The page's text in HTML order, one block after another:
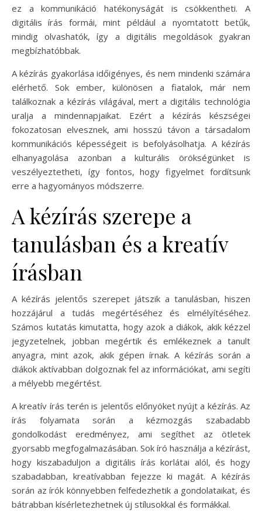
ez a kommunikáció hatékonyságát is csökkentheti. A
digitális írás formái, mint például a nyomtatott betűk,
mindig olvashatók, így a digitális megoldások gyakran
megbízhatóbbak.
A kézírás gyakorlása időigényes, és nem mindenki számára
elérhető. Sok ember, különösen a fiatalok, már nem
találkoznak a kézírás világával, mert a digitális technológia
uralja a mindennapjaikat. Ezért a kézírás készségei
fokozatosan elvesznek, ami hosszú távon a társadalom
kommunikációs képességeit is befolyásolhatja. A kézírás
elhanyagolása azonban a kulturális örökségünket is
veszélyeztetheti, így fontos, hogy figyelmet fordítsunk
erre a hagyományos módszerre.
A kézírás szerepe a
tanulásban és a kreatív
írásban
A kézírás jelentős szerepet játszik a tanulásban, hiszen
hozzájárul a tudás megértéséhez és elmélyítéséhez.
Számos kutatás kimutatta, hogy azok a diákok, akik kézzel
jegyzetelnek, jobban megértik és emlékeznek a tanult
anyagra, mint azok, akik gépen írnak. A kézírás során a
diákok aktívabban dolgoznak fel az információkat, ami segíti
a mélyebb megértést.
A kreatív írás terén is jelentős előnyöket nyújt a kézírás. Az
írás folyamata során a kézmozgás szabadabb
gondolkodást eredményez, ami segíthet az ötletek
gyorsabb megfogalmazásában. Sok író használja a kézírást,
hogy kiszabaduljon a digitális írás korlátai alól, és hogy
szabadabban, kreatívabban fejezze ki magát. A kézírás
során az írók könnyebben felfedezhetik a gondolataikat, és
bátrabban kísérletezhetnek új stílusokkal és formákkal.